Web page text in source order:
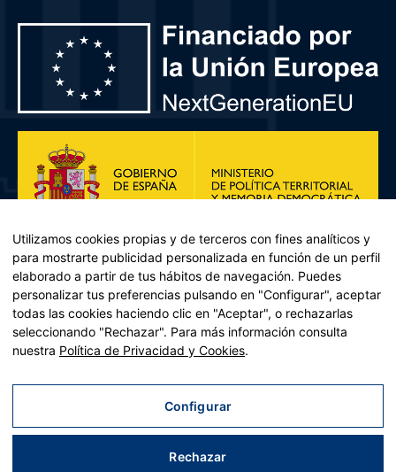
Plan de Recuperación, Transformación y Resiliencia – Financiado por
Recuperación y resiliencia, establecido por el Reglamento (UE)
2021/241 del Parlamento Europeo y del Consejo, de 12 de febrero
Utilizamos cookies propias y de terceros con fines analíticos y
para mostrarte publicidad personalizada en función de un perfil
elaborado a partir de tus hábitos de navegación. Puedes
personalizar tus preferencias pulsando en "Configurar", aceptar
todas las cookies haciendo clic en "Aceptar", o rechazarlas
seleccionando "Rechazar". Para más información consulta
nuestra Política de Privacidad y Cookies.
Configurar
Rechazar